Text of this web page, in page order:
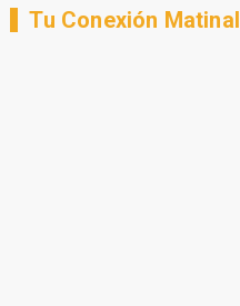
Tu Conexión Matinal